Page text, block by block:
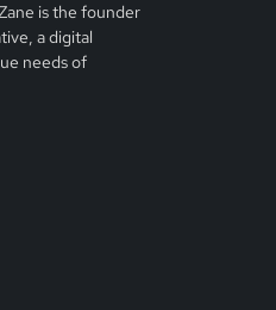
is the founder
a digital
needs of